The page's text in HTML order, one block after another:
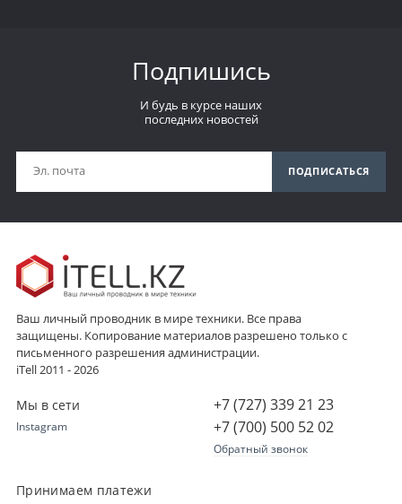
Подпишись
И будь в курсе наших
последних новостей
ПОДПИСАТЬСЯ
Ваш личный проводник в мире техники. Все права
защищены. Копирование материалов разрешено только с
письменного разрешения администрации.
iTell 2011 - 2026
+7 (727) 339 21 23
+7 (700) 500 52 02
Обратный звонок
Мы в сети
Instagram
Принимаем платежи